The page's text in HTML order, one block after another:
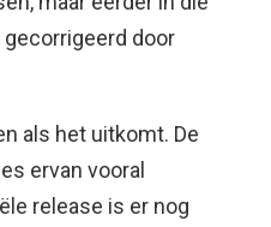
door
als het uitkomt. De
ervan vooral
release is er nog